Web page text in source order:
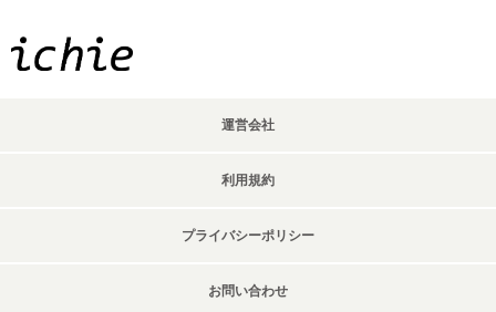
運営会社
利用規約
プライバシーポリシー
お問い合わせ